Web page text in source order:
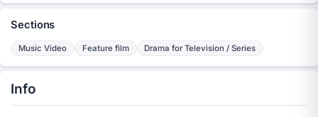
Sections
Music Video Feature film Drama for Television / Series
Info